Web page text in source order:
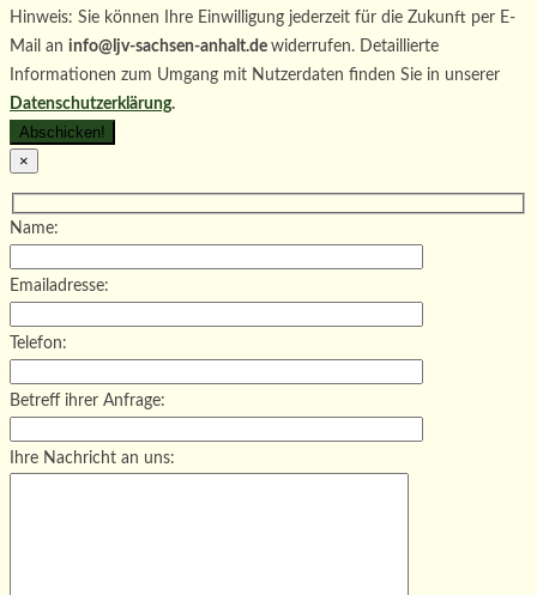
Hinweis: Sie können Ihre Einwilligung jederzeit für die Zukunft per E-
Mail an info@ljv-sachsen-anhalt.de widerrufen. Detaillierte
Informationen zum Umgang mit Nutzerdaten finden Sie in unserer
Datenschutzerklärung.
×
Name:
Emailadresse:
Telefon:
Betreff ihrer Anfrage:
Ihre Nachricht an uns: